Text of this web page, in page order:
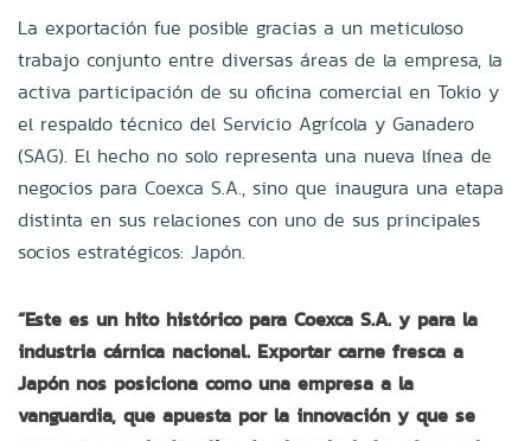
La exportación fue posible gracias a un meticuloso
trabajo conjunto entre diversas áreas de la empresa, la
activa participación de su oficina comercial en Tokio y
el respaldo técnico del Servicio Agrícola y Ganadero
(SAG). El hecho no solo representa una nueva línea de
negocios para Coexca S.A., sino que inaugura una etapa
distinta en sus relaciones con uno de sus principales
socios estratégicos: Japón.
“Este es un hito histórico para Coexca S.A. y para la
industria cárnica nacional. Exportar carne fresca a
Japón nos posiciona como una empresa a la
vanguardia, que apuesta por la innovación y que se